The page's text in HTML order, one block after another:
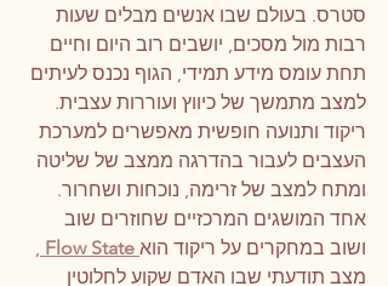
סטרס. בעולם שבו אנשים מבלים שעות
רבות מול מסכים, יושבים רוב היום וחיים
תחת עומס מידע תמידי, הגוף נכנס לעיתים
למצב מתמשך של כיווץ ועוררות עצבית.
ריקוד ותנועה חופשית מאפשרים למערכת
העצבים לעבור בהדרגה ממצב של שליטה
ומתח למצב של זרימה, נוכחות ושחרור.
אחד המושגים המרכזיים שחוזרים שוב
ושוב במחקרים על ריקוד הוא
,
מצב תודעתי שבו האדם שקוע לחלוטין